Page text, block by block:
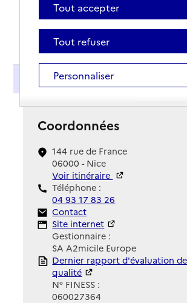
Présentation
Coordonnées
144 rue de France
06000 - Nice
Voir itinéraire
Téléphone :
04 93 17 83 26
Contact
Contact
Site Internet
Site internet
Gestionnaire :
SA A2micile Europe
Rapport HAS
Dernier rapport d'évaluation
qualité
N° FINESS :
060027364
Tout accepter
Tout refuser
Personnaliser